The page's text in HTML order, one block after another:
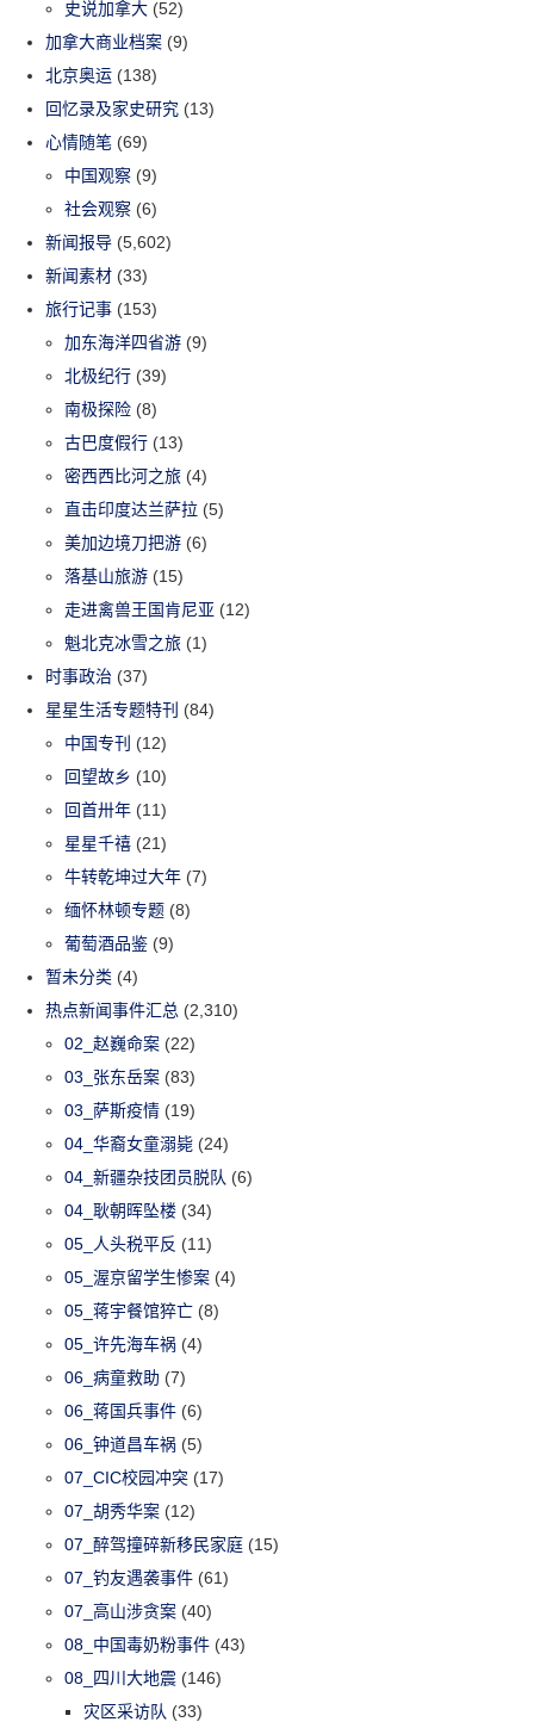
史说加拿大 (52)
加拿大商业档案 (9)
北京奥运 (138)
回忆录及家史研究 (13)
心情随笔 (69)
中国观察 (9)
社会观察 (6)
新闻报导 (5,602)
新闻素材 (33)
旅行记事 (153)
加东海洋四省游 (9)
北极纪行 (39)
南极探险 (8)
古巴度假行 (13)
密西西比河之旅 (4)
直击印度达兰萨拉 (5)
美加边境刀把游 (6)
落基山旅游 (15)
走进禽兽王国肯尼亚 (12)
魁北克冰雪之旅 (1)
时事政治 (37)
星星生活专题特刊 (84)
中国专刊 (12)
回望故乡 (10)
回首卅年 (11)
星星千禧 (21)
牛转乾坤过大年 (7)
缅怀林顿专题 (8)
葡萄酒品鉴 (9)
暂未分类 (4)
热点新闻事件汇总 (2,310)
02_赵巍命案 (22)
03_张东岳案 (83)
03_萨斯疫情 (19)
04_华裔女童溺毙 (24)
04_新疆杂技团员脱队 (6)
04_耿朝晖坠楼 (34)
05_人头税平反 (11)
05_渥京留学生惨案 (4)
05_蒋宇餐馆猝亡 (8)
05_许先海车祸 (4)
06_病童救助 (7)
06_蒋国兵事件 (6)
06_钟道昌车祸 (5)
07_CIC校园冲突 (17)
07_胡秀华案 (12)
07_醉驾撞碎新移民家庭 (15)
07_钓友遇袭事件 (61)
07_高山涉贪案 (40)
08_中国毒奶粉事件 (43)
08_四川大地震 (146)
灾区采访队 (33)